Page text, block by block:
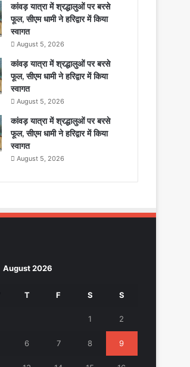
कांवड़ यात्रा में श्रद्धालुओं पर बरसे
फूल, सीएम धामी ने हरिद्वार में किया
स्वागत
August 5, 2026
कांवड़ यात्रा में श्रद्धालुओं पर बरसे
फूल, सीएम धामी ने हरिद्वार में किया
स्वागत
August 5, 2026
कांवड़ यात्रा में श्रद्धालुओं पर बरसे
फूल, सीएम धामी ने हरिद्वार में किया
स्वागत
August 5, 2026
August 2026
T F S S
1 2
6 7 8 9